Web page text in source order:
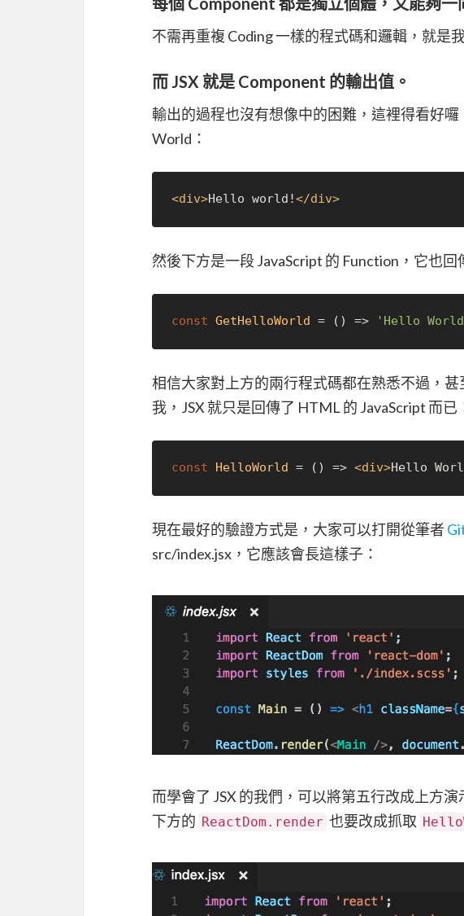
不需再重複 Coding 一樣的程式碼和邏輯，就是
而 JSX 就是 Component 的輸出值。
輸出的過程也沒有想像中的困難，這裡得看好
World：
<div>Hello world!</div>
然後下方是一段 JavaScript 的 Function，它也回
const GetHelloWorld = ( ) => 'Hello
相信大家對上方的兩行程式碼都在熟悉不過，
我，JSX 就只是回傳了 HTML 的 JavaScript 而已
const HelloWorld = ( ) => <div>Hello
現在最好的驗證方式是，大家可以打開從筆者
src/index.jsx，它應該會長這樣子：
而學會了 JSX 的我們，可以將第五行改成上方
下方的 ReactDom.render 也要改成抓取